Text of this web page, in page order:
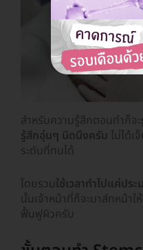
สำหรับความรู้สึกตอนทำก็จะ
รู้สึกอุ่นๆ นิดนึงครับ ไม่ได้
ระดับที่ทนได้
โดยรวมใช้เวลาทำไปแค่ปร
นั้นเจ้าหน้าที่ก็จะมาส์กหน้า
ฟื้นฟูผิวครับ